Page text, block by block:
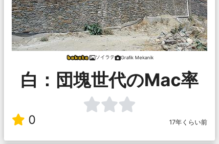
ソイラテ Grafik Mekanik
白：団塊世代のMac率
0 17年くらい前